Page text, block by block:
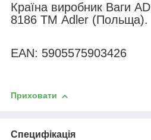
Країна виробник Ваги AD
8186 ТМ Adler (Польща).
EAN: 5905575903426
Приховати
Специфікація